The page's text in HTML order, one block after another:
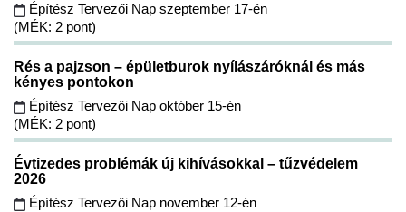
Építész Tervezői Nap szeptember 17-én
(MÉK: 2 pont)
Rés a pajzson – épületburok nyílászáróknál és más
kényes pontokon
Építész Tervezői Nap október 15-én
(MÉK: 2 pont)
Évtizedes problémák új kihívásokkal – tűzvédelem
2026
Építész Tervezői Nap november 12-én